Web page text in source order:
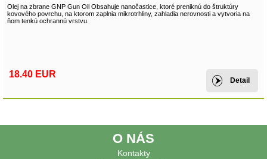
Olej na zbrane GNP Gun Oil Obsahuje nanočastice, ktoré preniknú do štruktúry
kovového povrchu, na ktorom zaplnia mikrotrhliny, zahladia nerovnosti a vytvoria na
ňom tenkú ochrannú vrstvu.
18.40 EUR
Detail
O NÁS
Kontakty